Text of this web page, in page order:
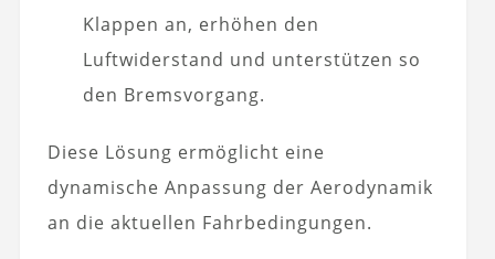
Klappen an, erhöhen den
Luftwiderstand und unterstützen so
den Bremsvorgang.
Diese Lösung ermöglicht eine
dynamische Anpassung der Aerodynamik
an die aktuellen Fahrbedingungen.